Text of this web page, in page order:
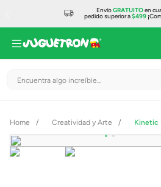
EnvíoGRATUITOen
pedido superior a$499
Encuentra algo increíble...
Creatividad y Arte